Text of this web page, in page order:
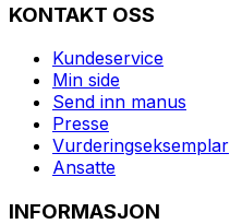
KONTAKT OSS
Kundeservice
Min side
Send inn manus
Presse
Vurderingseksemplar
Ansatte
INFORMASJON